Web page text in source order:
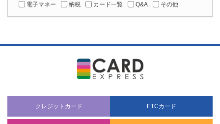
電子マネー
納税 カード一覧 Q&A その他
クレジットカード ETCカード